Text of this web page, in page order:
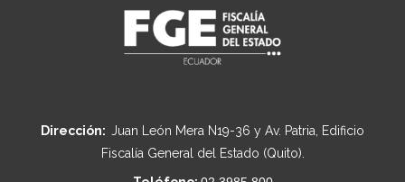
Dirección: Juan León Mera N19-36 y Av. Patria, Edificio
Fiscalía General del Estado (Quito).